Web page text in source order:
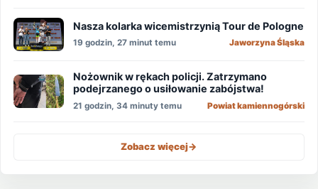
Nasza kolarka wicemistrzynią Tour de Pologne
19 godzin, 27 minut temu Jaworzyna Śląska
Nożownik w rękach policji. Zatrzymano
podejrzanego o usiłowanie zabójstwa!
21 godzin, 34 minuty temu Powiat kamiennogórski
Zobacz więcej->